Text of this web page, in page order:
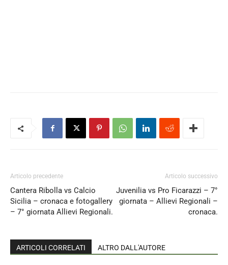
Articolo precedente
Cantera Ribolla vs Calcio
Sicilia – cronaca e fotogallery
– 7° giornata Allievi Regionali.
Articolo successivo
Juvenilia vs Pro Ficarazzi – 7°
giornata – Allievi Regionali –
cronaca.
ARTICOLI CORRELATI ALTRO DALL'AUTORE